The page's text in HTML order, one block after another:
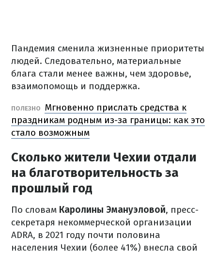
Пандемия сменила жизненные приоритеты
людей. Следовательно, материальные
блага стали менее важны, чем здоровье,
взаимопомощь и поддержка.
ПОЛЕЗНО
Мгновенно прислать средства к
праздникам родным из-за границы: как это
стало возможным
Сколько жители Чехии отдали
на благотворительность за
прошлый год
По словам Каролины Эмануэловой, пресс-
секретаря некоммерческой организации
ADRA, в 2021 году почти половина
населения Чехии (более 41%) внесла свой